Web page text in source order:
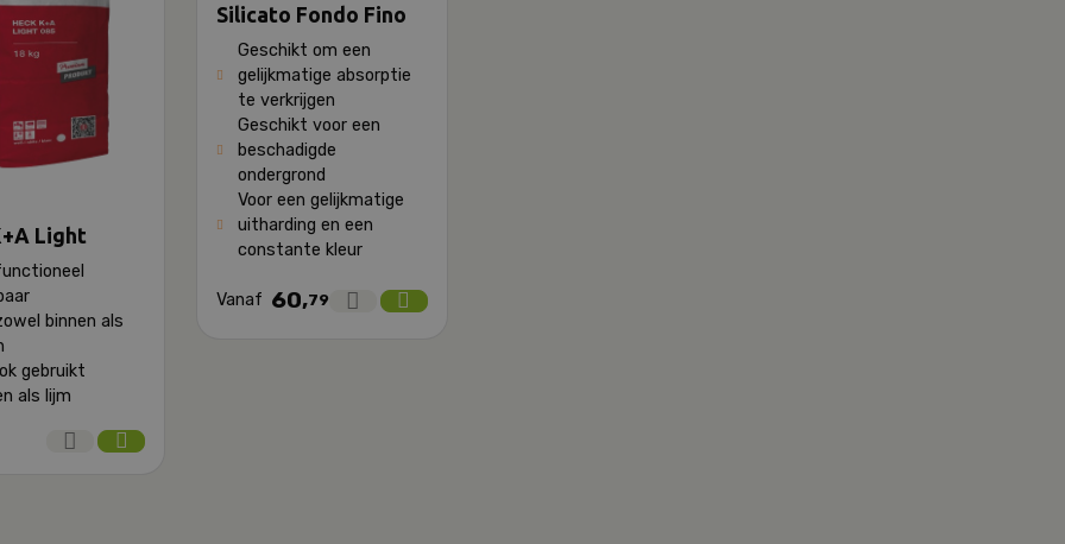
Light
binnen als
gebruikt
als lijm
Silicato Fondo Fino
Geschikt om een
gelijkmatige absorptie
te verkrijgen
Geschikt voor een
beschadigde
ondergrond
Voor een gelijkmatige
uitharding en een
constante kleur
Vanaf 60,79